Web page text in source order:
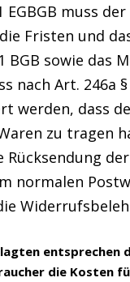
EGBGB muss
Fristen und
BGB sowie
Art. 246a §
werden, dass
zu tragen
normalen
entsprechen
die Kosten